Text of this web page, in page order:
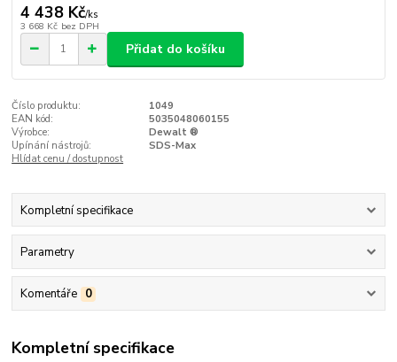
4 438 Kč/ks
3 668 Kč bez DPH
Přidat do košíku
Číslo produktu:
1049
EAN kód:
5035048060155
Výrobce:
Dewalt ®
Upínání nástrojů:
SDS-Max
Hlídat cenu / dostupnost
Kompletní specifikace
Parametry
Komentáře 0
Kompletní specifikace